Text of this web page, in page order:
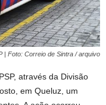
| Foto: Correio de Sintra / arquivo
através da Divisão
em Queluz, um